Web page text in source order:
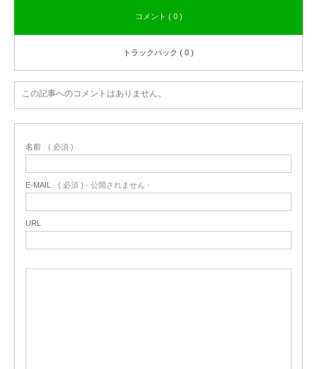
コメント ( 0 )
トラックバック ( 0 )
この記事へのコメントはありません。
名前 ( 必須 )
E-MAIL ( 必須 ) - 公開されません -
URL